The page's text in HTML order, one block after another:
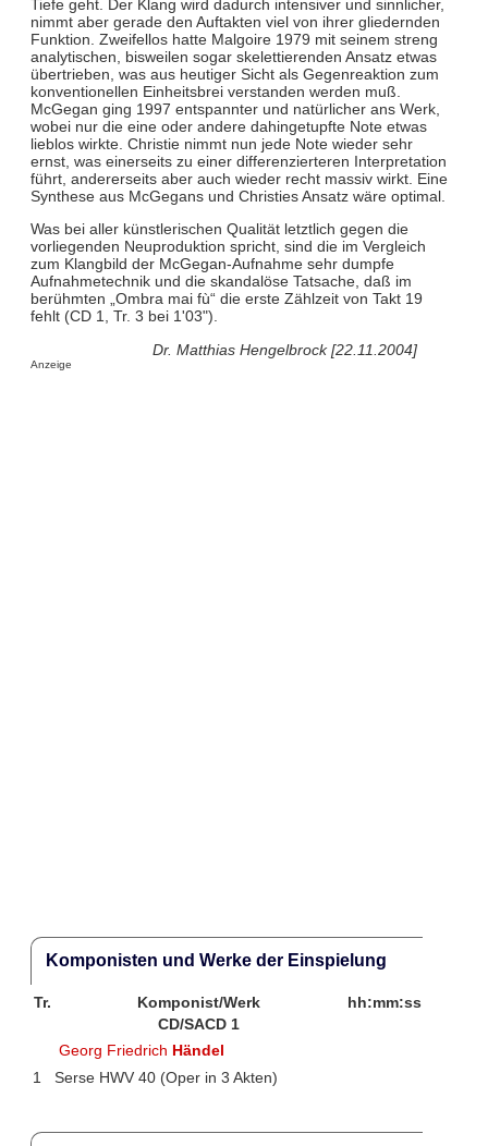
Tiefe geht. Der Klang wird dadurch intensiver und sinnlicher,
nimmt aber gerade den Auftakten viel von ihrer gliedernden
Funktion. Zweifellos hatte Malgoire 1979 mit seinem streng
analytischen, bisweilen sogar skelettierenden Ansatz etwas
übertrieben, was aus heutiger Sicht als Gegenreaktion zum
konventionellen Einheitsbrei verstanden werden muß.
McGegan ging 1997 entspannter und natürlicher ans Werk,
wobei nur die eine oder andere dahingetupfte Note etwas
lieblos wirkte. Christie nimmt nun jede Note wieder sehr
ernst, was einerseits zu einer differenzierteren Interpretation
führt, andererseits aber auch wieder recht massiv wirkt. Eine
Synthese aus McGegans und Christies Ansatz wäre optimal.
Was bei aller künstlerischen Qualität letztlich gegen die
vorliegenden Neuproduktion spricht, sind die im Vergleich
zum Klangbild der McGegan-Aufnahme sehr dumpfe
Aufnahmetechnik und die skandalöse Tatsache, daß im
berühmten „Ombra mai fù“ die erste Zählzeit von Takt 19
fehlt (CD 1, Tr. 3 bei 1'03").
Dr. Matthias Hengelbrock [22.11.2004]
Anzeige
Komponisten und Werke der Einspielung
Tr. Komponist/Werk
hh:mm:ss
CD/SACD 1
Georg Friedrich Händel
1
Serse HWV 40 (Oper in 3 Akten)